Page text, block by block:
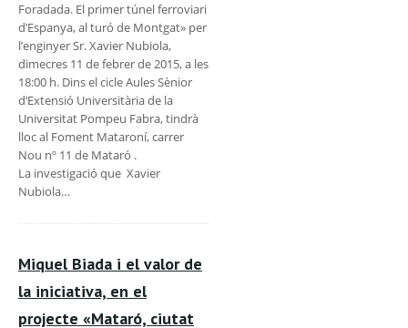
Foradada. El primer túnel ferroviari
d’Espanya, al turó de Montgat» per
l’enginyer Sr. Xavier Nubiola,
dimecres 11 de febrer de 2015, a les
18:00 h. Dins el cicle Aules Sènior
d’Extensió Universitària de la
Universitat Pompeu Fabra, tindrà
lloc al Foment Mataroní, carrer
Nou nº 11 de Mataró .
La investigació que Xavier
Nubiola…
Miquel Biada i el valor de
la iniciativa, en el
projecte «Mataró, ciutat